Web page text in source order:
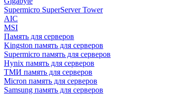
Supermicro SuperServer Tower
AIC
MSI
Память для серверов
Kingston память для серверов
Supermicro память для серверов
Hynix память для серверов
ТМИ память для серверов
Micron память для серверов
Samsung память для серверов